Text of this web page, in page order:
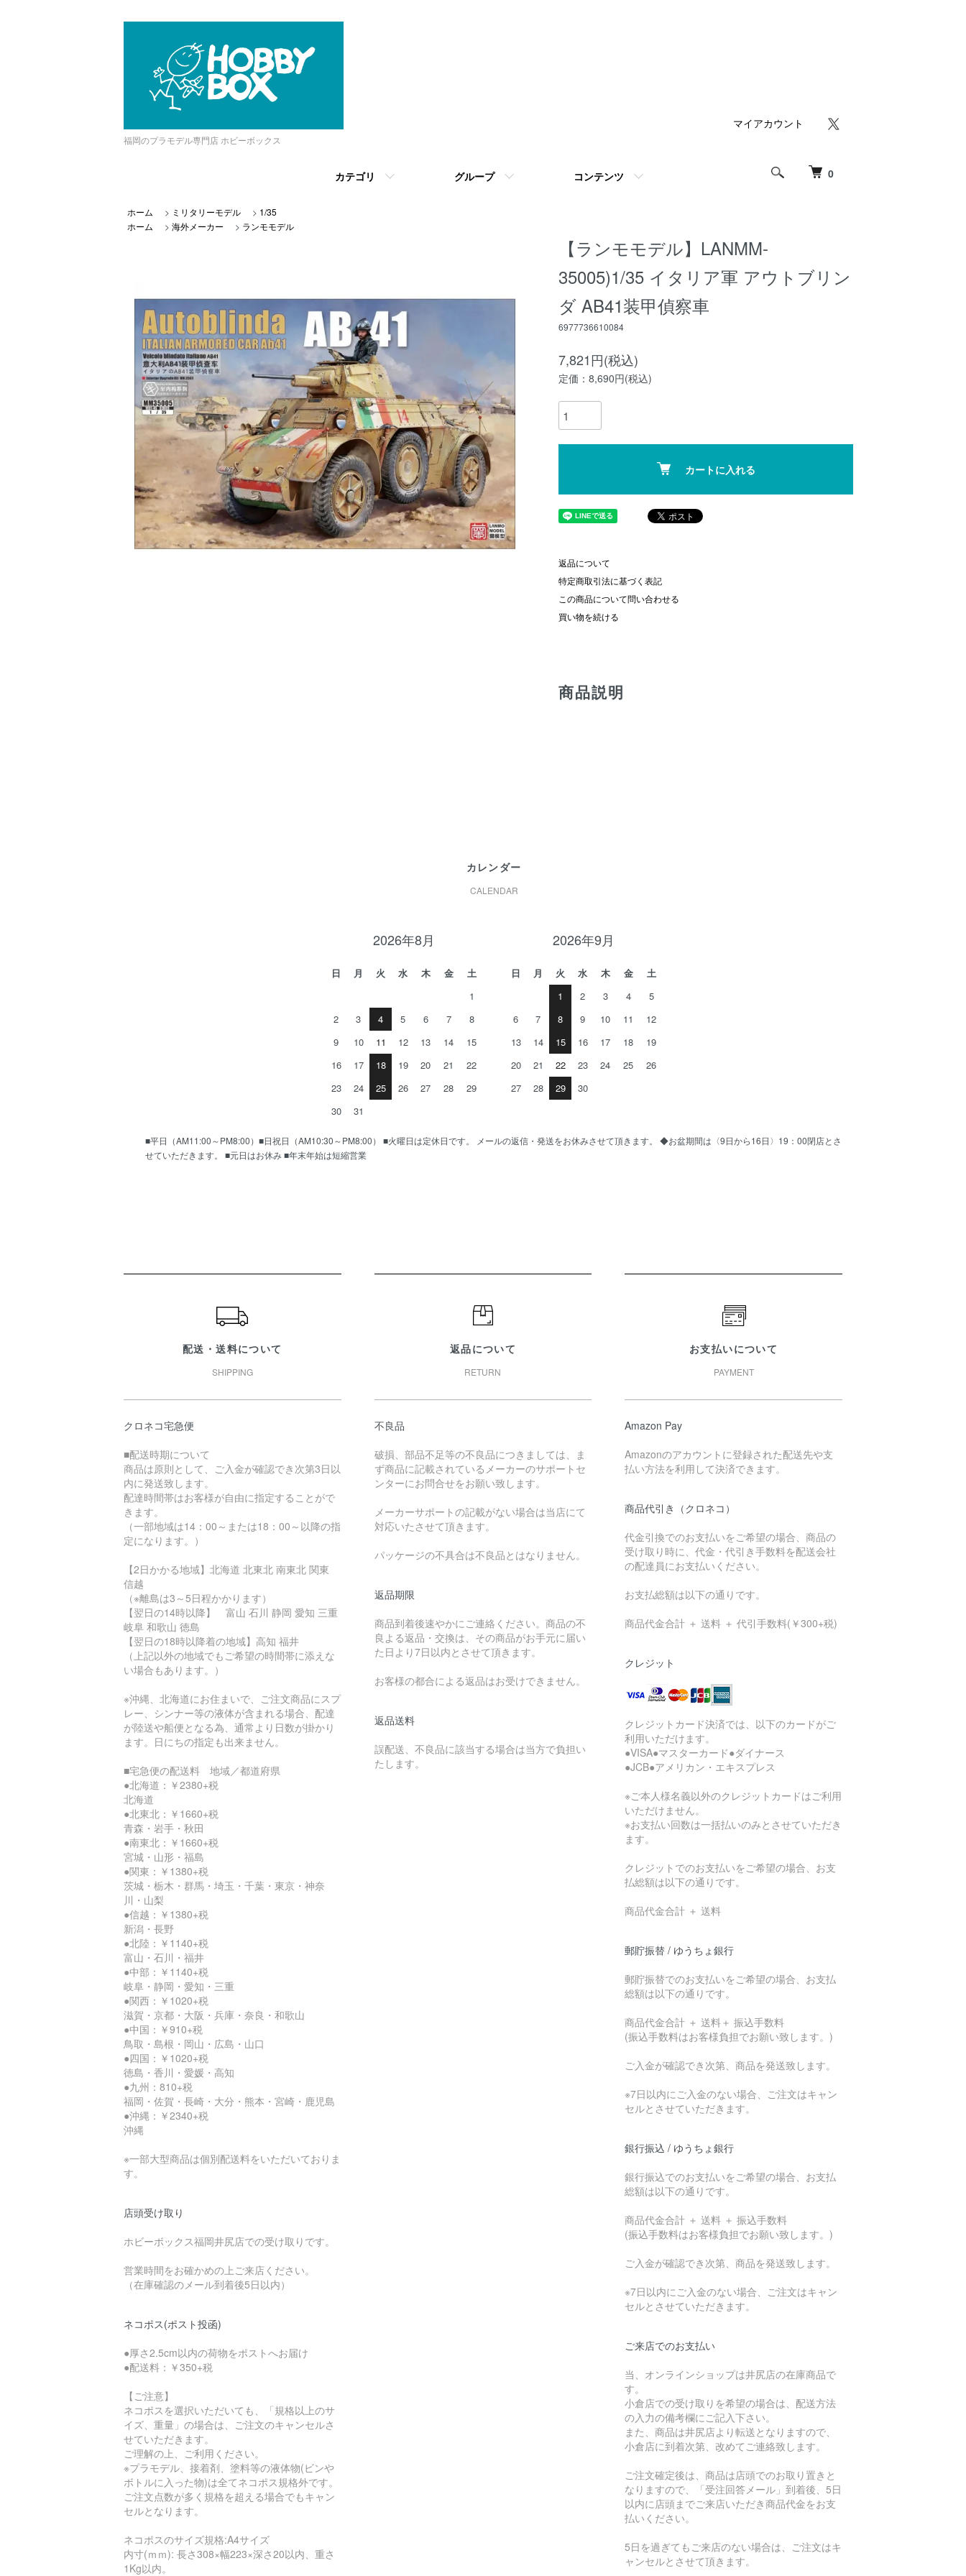
福岡のプラモデル専門店 ホビーボックス
0
カテゴリ グループ コンテンツ
マイアカウント
ホーム > ミリタリーモデル > 1/35
ホーム
> 海外メーカー > ランモモデル
【ランモモデル】LANMM-
35005)1/35 イタリア軍 アウトブリン
ダ AB41装甲偵察車
6977736610084
7,821円(税込)
定価：8,690円(税込)
カートに入れる
返品について
特定商取引法に基づく表記
この商品について問い合わせる
買い物を続ける
商品説明
カレンダー
CALENDAR
2026年8月
日 月 火 水 木 金
土
1
2
3 4 5 6 7
8
9
10 11 12 13 14
15
16
17 18 19 20 21
22
23
24 25 26 27 28
29
30
31
2026年9月
日 月 火 水 木 金
土
1
2 3 4
5
6
7 8 9 10 11
12
13
14 15 16 17 18
19
20
21 22 23 24 25
26
27
28 29 30
■平日（AM11:00～PM8:00）■日祝日（AM10:30～PM8:00） ■火曜日は定休日です。 メールの返信・発送をお休みさせて頂きます。 ◆お盆期間は〈9日から16日〉19：00閉店とさ
せていただきます。 ■元日はお休み ■年末年始は短縮営業
配送・送料について
SHIPPING
クロネコ宅急便
■配送時期について
商品は原則として、ご入金が確認でき次第3日以
内に発送致します。
配達時間帯はお客様が自由に指定することがで
きます。
（一部地域は14：00～または18：00～以降の指
定になります。）
【2日かかる地域】北海道 北東北 南東北 関東
信越
（※離島は3～5日程かかります）
【翌日の14時以降】 富山 石川 静岡 愛知 三重
岐阜 和歌山 徳島
【翌日の18時以降着の地域】高知 福井
（上記以外の地域でもご希望の時間帯に添えな
い場合もあります。）
※沖縄、北海道にお住まいで、ご注文商品にスプ
レー、シンナー等の液体が含まれる場合、配達
が陸送や船便となる為、通常より日数が掛かり
ます。日にちの指定も出来ません。
■宅急便の配送料 地域／都道府県
●北海道：￥2380+税
北海道
●北東北：￥1660+税
青森・岩手・秋田
●南東北：￥1660+税
宮城・山形・福島
●関東：￥1380+税
茨城・栃木・群馬・埼玉・千葉・東京・神奈
川・山梨
●信越：￥1380+税
新潟・長野
●北陸：￥1140+税
富山・石川・福井
●中部：￥1140+税
岐阜・静岡・愛知・三重
●関西：￥1020+税
滋賀・京都・大阪・兵庫・奈良・和歌山
●中国：￥910+税
鳥取・島根・岡山・広島・山口
●四国：￥1020+税
徳島・香川・愛媛・高知
●九州：810+税
福岡・佐賀・長崎・大分・熊本・宮崎・鹿児島
●沖縄：￥2340+税
沖縄
※一部大型商品は個別配送料をいただいておりま
す。
店頭受け取り
ホビーボックス福岡井尻店での受け取りです。
営業時間をお確かめの上ご来店ください。
（在庫確認のメール到着後5日以内）
ネコポス(ポスト投函)
●厚さ2.5cm以内の荷物をポストへお届け
●配送料：￥350+税
【ご注意】
ネコポスを選択いただいても、「規格以上のサ
イズ、重量」の場合は、ご注文のキャンセルさ
せていただきます。
ご理解の上、ご利用ください。
※プラモデル、接着剤、塗料等の液体物(ビンや
ボトルに入った物)は全てネコポス規格外です。
ご注文点数が多く規格を超える場合でもキャン
セルとなります。
ネコポスのサイズ規格:A4サイズ
内寸(ｍｍ): 長さ308×幅223×深さ20以内、重さ
1Kg以内。
返品について
RETURN
不良品
破損、部品不足等の不良品につきましては、ま
ず商品に記載されているメーカーのサポートセ
ンターにお問合せをお願い致します。
メーカーサポートの記載がない場合は当店にて
対応いたさせて頂きます。
パッケージの不具合は不良品とはなりません。
返品期限
商品到着後速やかにご連絡ください。商品の不
良よる返品・交換は、その商品がお手元に届い
た日より7日以内とさせて頂きます。
お客様の都合による返品はお受けできません。
返品送料
誤配送、不良品に該当する場合は当方で負担い
たします。
お支払いについて
PAYMENT
Amazon Pay
Amazonのアカウントに登録された配送先や支
払い方法を利用して決済できます。
商品代引き（クロネコ）
代金引換でのお支払いをご希望の場合、商品の
受け取り時に、代金・代引き手数料を配送会社
の配達員にお支払いください。
お支払総額は以下の通りです。
商品代金合計 ＋ 送料 ＋ 代引手数料(￥300+税)
クレジット
クレジットカード決済では、以下のカードがご
利用いただけます。
●VISA●マスターカード●ダイナース
●JCB●アメリカン・エキスプレス
※ご本人様名義以外のクレジットカードはご利用
いただけません。
※お支払い回数は一括払いのみとさせていただき
ます。
クレジットでのお支払いをご希望の場合、お支
払総額は以下の通りです。
商品代金合計 ＋ 送料
郵貯振替 / ゆうちょ銀行
郵貯振替でのお支払いをご希望の場合、お支払
総額は以下の通りです。
商品代金合計 ＋ 送料＋ 振込手数料
(振込手数料はお客様負担でお願い致します。)
ご入金が確認でき次第、商品を発送致します。
※7日以内にご入金のない場合、ご注文はキャン
セルとさせていただきます。
銀行振込 / ゆうちょ銀行
銀行振込でのお支払いをご希望の場合、お支払
総額は以下の通りです。
商品代金合計 ＋ 送料 ＋ 振込手数料
(振込手数料はお客様負担でお願い致します。)
ご入金が確認でき次第、商品を発送致します。
※7日以内にご入金のない場合、ご注文はキャン
セルとさせていただきます。
ご来店でのお支払い
当、オンラインショップは井尻店の在庫商品で
す。
小倉店での受け取りを希望の場合は、配送方法
の入力の備考欄にご記入下さい。
また、商品は井尻店より転送となりますので、
小倉店に到着次第、改めてご連絡致します。
ご注文確定後は、商品は店頭でのお取り置きと
なりますので、「受注回答メール」到着後、5日
以内に店頭までご来店いただき商品代金をお支
払いください。
5日を過ぎてもご来店のない場合は、ご注文はキ
ャンセルとさせて頂きます。